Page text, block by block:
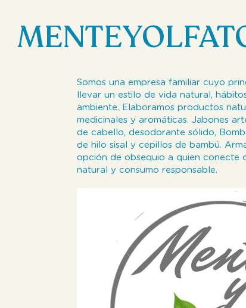
Somos una empresa familiar cuyo
llevar un estilo de vida natural,
ambiente. Elaboramos productos
medicinales y aromáticas. Jabones
de cabello, desodorante sólido,
de hilo sisal y cepillos de bambú.
opción de obsequio a quien conecte
natural y consumo responsable.